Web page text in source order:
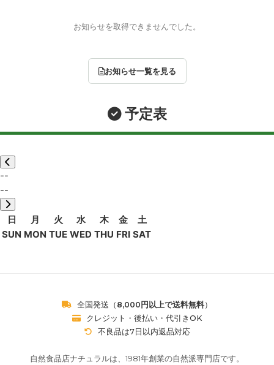
お知らせを取得できませんでした。
お知らせ一覧を見る
予定表
--
--
日
SUN
月
MON
火
TUE
水
WED
木
THU
金
FRI
土
SAT
全国発送（ 8,000円以上で送料無料）
クレジット・後払い・代引きOK
不良品は7日以内返品対応
自然食品店ナチュラルは、1981年創業の自然派専門店です。